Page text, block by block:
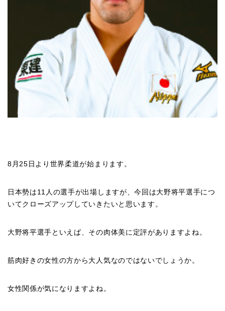
8月25日より世界柔道が始まります。
日本勢は11人の選手が出場しますが、今回は大野将平選手につ
いてクローズアップしていきたいと思います。
大野将平選手といえば、その肉体美に定評がありますよね。
筋肉好きの女性の方から大人気なのではないでしょうか。
女性関係が気になりますよね。